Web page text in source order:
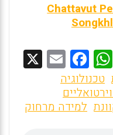
Chattavut
W
h
at
s
F
a
ce
b
E
m
l
טכנולוגיה
למידה מרחוק